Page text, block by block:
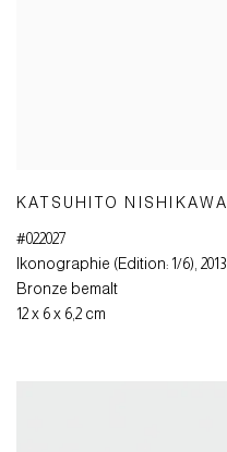
KATSUHITO NISHIKAWA
#022027
Ikonographie (Edition: 1/6), 2013
Bronze bemalt
12 x 6 x 6,2 cm